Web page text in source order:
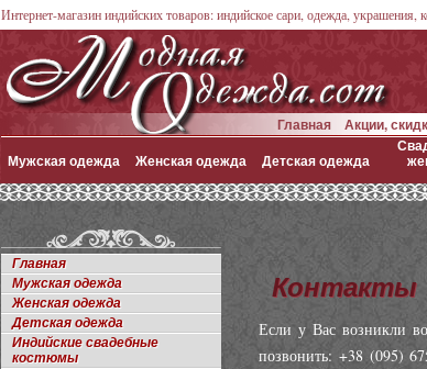
Интернет-магазин индийских товаров: индийское сари, одежда, украшения,
Акции,
Главная
Мужская одежда
Женская одежда Детская одежда
Главная
Мужская одежда
Женская одежда
Детская одежда
Индийские свадебные
костюмы
Контакты
Если у Вас возникли
позвонить: +38 (095)